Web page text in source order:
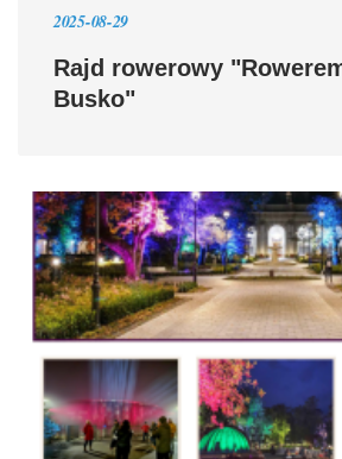
2025-08-29
Rajd rowerowy
Busko"